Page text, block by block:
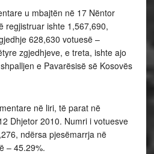
u mbajtën në 17 Nëntor
regjistruar ishte 1,567,690,
628,630 votuesë –
zgjedhjeve, e treta, ishte ajo
e Pavarësisë së Kosovës
në liri, të parat në
Dhjetor 2010. Numri i votuesve
ndërsa pjesëmarrja në
– 45.29%.